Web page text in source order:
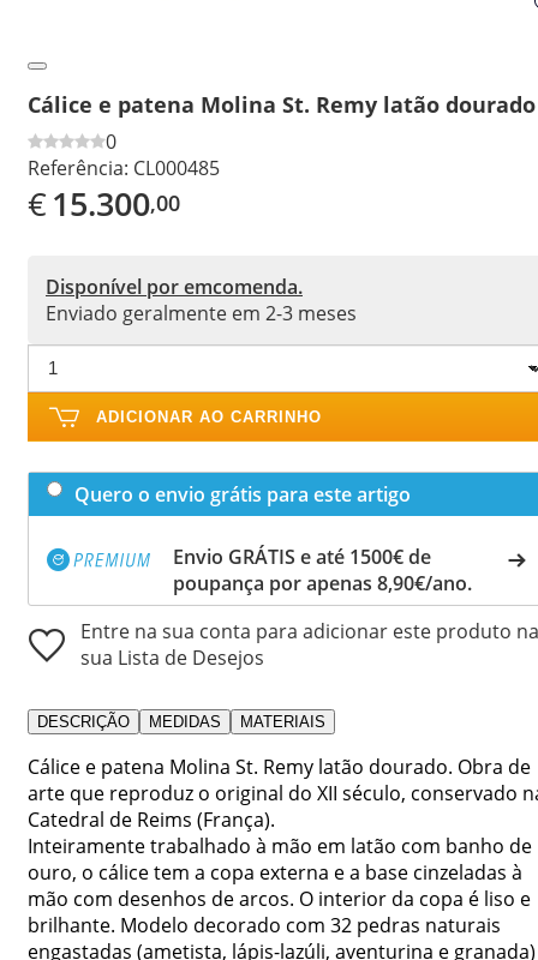
Cálice e patena Molina St. Remy latão dourado
0
Referência: CL000485
€15.300,00
Disponível por emcomenda.
Enviado geralmente em 2-3 meses
ADICIONAR AO CARRINHO
Quero o envio grátis para este artigo
Envio GRÁTIS e até 1500€ de
poupança por apenas 8,90€/ano.
Entre na sua conta para adicionar este produto na
sua Lista de Desejos
DESCRIÇÃO MEDIDAS MATERIAIS
Cálice e patena Molina St. Remy latão dourado. Obra de
arte que reproduz o original do XII século, conservado
Catedral de Reims (França).
Inteiramente trabalhado à mão em latão com banho de
ouro, o cálice tem a copa externa e a base cinzeladas à
mão com desenhos de arcos. O interior da copa é liso e
brilhante. Modelo decorado com 32 pedras naturais
engastadas (ametista, lápis-lazúli, aventurina e granada)